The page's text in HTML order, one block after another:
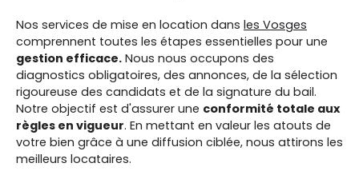
Nos services de mise en location dans les Vosges
comprennent toutes les étapes essentielles pour une
gestion efficace. Nous nous occupons des
diagnostics obligatoires, des annonces, de la sélection
rigoureuse des candidats et de la signature du bail.
Notre objectif est d'assurer une conformité totale aux
règles en vigueur. En mettant en valeur les atouts de
votre bien grâce à une diffusion ciblée, nous attirons les
meilleurs locataires.